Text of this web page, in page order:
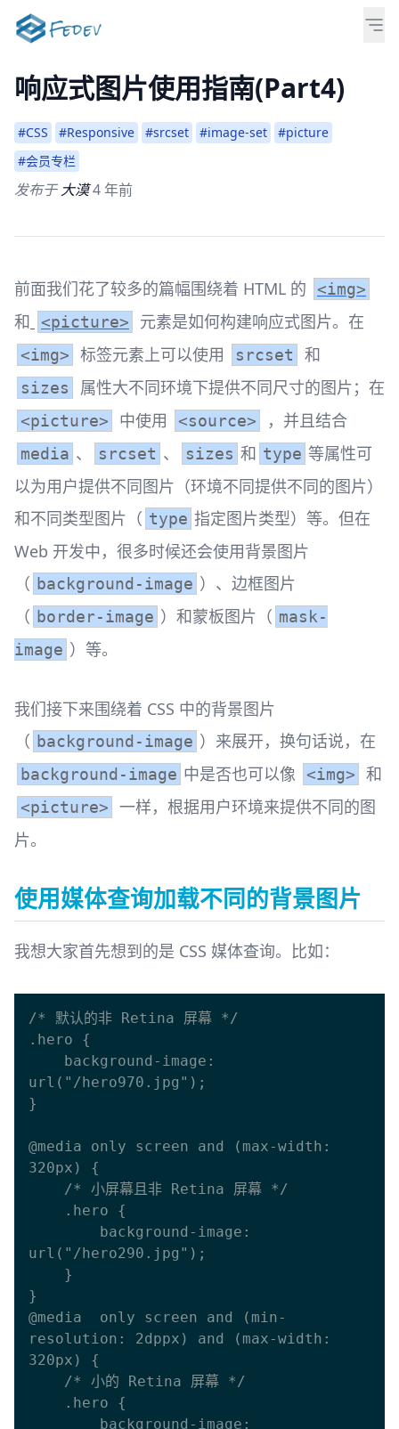
响应式图片使用指南(Part4)
#CSS #Responsive #srcset #image-set
#picture
#会员专栏
发布于大漠4 年前
前面我们花了较多的篇幅围绕着 HTML 的 <img>
和 <picture> 元素是如何构建响应式图片。在
<img> 标签元素上可以使用 srcset 和
sizes 属性大不同环境下提供不同尺寸的图片；在
<picture> 中使用 <source> ，并且结合
media 、 srcset 、 sizes 和 type 等属性可
以为用户提供不同图片（环境不同提供不同的图片）
和不同类型图片（ type 指定图片类型）等。但在
Web 开发中，很多时候还会使用背景图片
（ background-image ）、边框图片
（ border-image ）和蒙板图片（ mask-
image ）等。
我们接下来围绕着 CSS 中的背景图片
（ background-image ）来展开，换句话说，在
background-image 中是否也可以像 <img> 和
<picture>
一样，根据用户环境来提供不同的图
片。
使用媒体查询加载不同的背景图片
我想大家首先想到的是 CSS 媒体查询。比如：
/* 默认的非 Retina 屏幕 */
.hero {
url("/hero970.jpg");
}
@media only screen and (max-width:
320px) {
url("/hero290.jpg");
}
@media  only screen and (min-
resolution: 2dppx) and (max-width:
320px) {